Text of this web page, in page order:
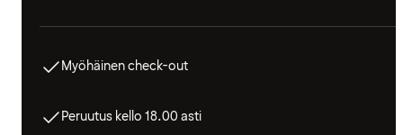
Myöhäinen check-out
Peruutus kello 18.00 asti